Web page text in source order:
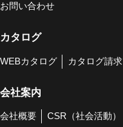
お問い合わせ
カタログ
WEBカタログ カタログ請求
会社案内
会社概要 CSR（社会活動）